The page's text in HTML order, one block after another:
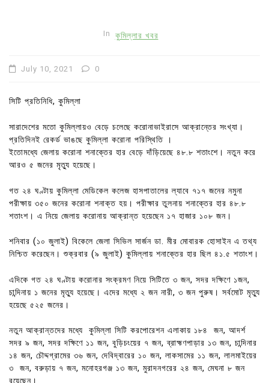
In কুমিল্লার খবর
July 10, 2021 0
সিটি প্রতিনিধি, কুমিল্লা
সারাদেশের মতো কুমিল্লায়ও বেড়ে চলেছে করোনাভাইরাসে আক্রান্তের সংখ্যা।
প্রতিদিনই রেকর্ড ভাঙছে কুমিল্লা করোনা পরিস্থিতি ।
ইতোমধ্যে জেলায় করোনা শনাক্তের হার বেড়ে দাঁড়িয়েছে ৪৮.৮ শতাংশে। নতুন করে
আরও ৫ জনের মৃত্যু হয়েছে।
গত ২৪ ঘণ্টায় কুমিল্লা মেডিকেল কলেজ হাসপাতালের ল্যাবে ৭১৭ জনের নমুনা
পরীক্ষায় ৩৫০ জনের করোনা শনাক্ত হয়। পরীক্ষার তুলনায় শনাক্তের হার ৪৮.৮
শতাংশ। এ নিয়ে জেলায় করোনায় আক্রান্ত হয়েছেন ১৭ হাজার ১০৮ জন।
শনিবার (১০ জুলাই) বিকেলে জেলা সিভিল সার্জন ডা. মীর মোবারক হোসাইন এ তথ্য
নিশ্চিত করেছেন। শুক্রবার (৯ জুলাই) কুমিল্লায় শনাক্তের হার ছিল ৪১.৫ শতাংশ।
এদিকে গত ২৪ ঘণ্টায় করোনার সংক্রমণ নিয়ে সিটিতে ৩ জন, সদর দক্ষিণে ১জন,
চান্দিনায় ১ জনের মৃত্যু হয়েছে। এদের মধ্যে ২ জন নারী, ৩ জন পুরুষ। সর্বমোট মৃত্যু
হয়েছে ৫২৫ জনের।
নতুন আক্রান্তদের মধ্যে কুমিল্লা সিটি করপোরেশন এলাকায় ১৮৪ জন, আদর্শ
সদর ৯ জন, সদর দক্ষিণে ১১ জন, বুড়িচংয়ের ৭ জন, ব্রাহ্মণপাড়ার ১৩ জন, চান্দিনার
১৪ জন, চৌদ্দগ্রামের ৩৬ জন, দেবিদ্বারের ১০ জন, লাকসামের ১১ জন, লালমাইয়ের
৩ জন, বরুড়ায় ৭ জন, মনোহরগঞ্জ ১৩ জন, মুরাদনগরের ২৪ জন, মেঘনা ৮ জন